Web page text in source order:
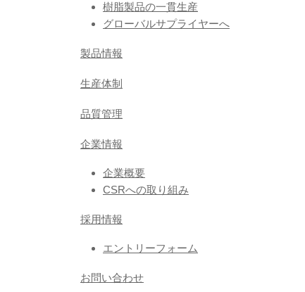
樹脂製品の一貫生産
グローバルサプライヤーへ
製品情報
生産体制
品質管理
企業情報
企業概要
CSRへの取り組み
採用情報
エントリーフォーム
お問い合わせ